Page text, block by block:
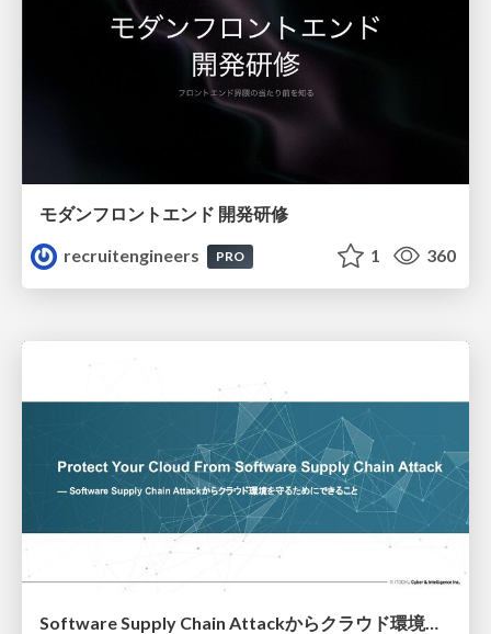
モダンフロントエンド 開発研修
recruitengineers
PRO 1 360